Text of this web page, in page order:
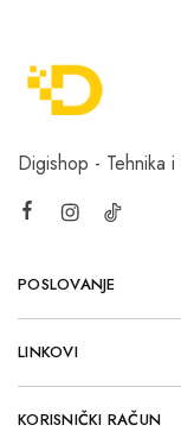
Digishop - Tehnika
POSLOVANJE
LINKOVI
KORISNIČKI RAČUN